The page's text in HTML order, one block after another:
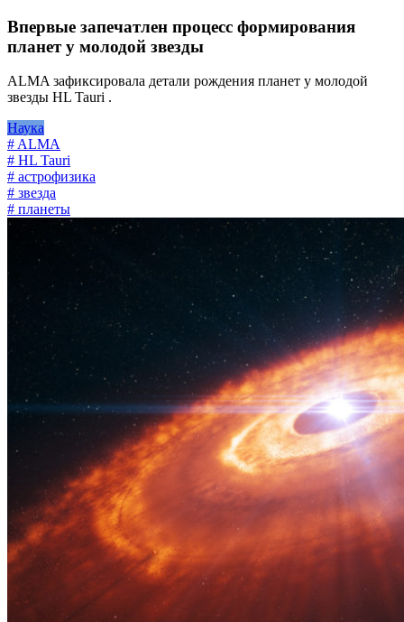
Впервые запечатлен процесс формирования
планет у молодой звезды
ALMA зафиксировала детали рождения планет у молодой
звезды HL Tauri .
Наука
# ALMA
# HL Tauri
# астрофизика
# звезда
# планеты